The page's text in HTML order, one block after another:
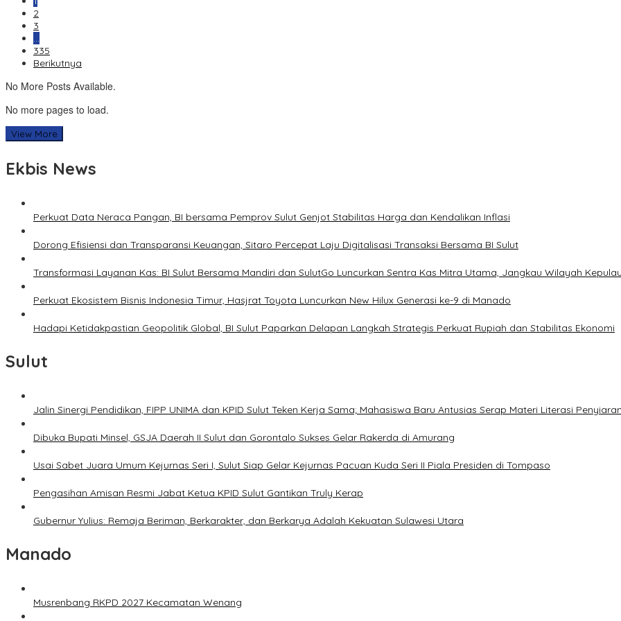
2
3
…
335
Berikutnya
No More Posts Available.
No more pages to load.
View More
Ekbis News
Perkuat Data Neraca Pangan, BI bersama Pemprov Sulut Genjot Stabilitas Harga dan Kendalikan Inflasi
Dorong Efisiensi dan Transparansi Keuangan, Sitaro Percepat Laju Digitalisasi Transaksi Bersama BI Sulut
Transformasi Layanan Kas: BI Sulut Bersama Mandiri dan SulutGo Luncurkan Sentra Kas Mitra Utama, Jangkau Wilayah
Perkuat Ekosistem Bisnis Indonesia Timur, Hasjrat Toyota Luncurkan New Hilux Generasi ke-9 di Manado
Hadapi Ketidakpastian Geopolitik Global, BI Sulut Paparkan Delapan Langkah Strategis Perkuat Rupiah dan Stabilitas Ekonomi
Sulut
Jalin Sinergi Pendidikan, FIPP UNIMA dan KPID Sulut Teken Kerja Sama; Mahasiswa Baru Antusias Serap Materi Literasi
Dibuka Bupati Minsel, GSJA Daerah II Sulut dan Gorontalo Sukses Gelar Rakerda di Amurang
Usai Sabet Juara Umum Kejurnas Seri I, Sulut Siap Gelar Kejurnas Pacuan Kuda Seri II Piala Presiden di Tompaso
Pengasihan Amisan Resmi Jabat Ketua KPID Sulut Gantikan Truly Kerap
Gubernur Yulius: Remaja Beriman, Berkarakter, dan Berkarya Adalah Kekuatan Sulawesi Utara
Manado
Musrenbang RKPD 2027 Kecamatan Wenang